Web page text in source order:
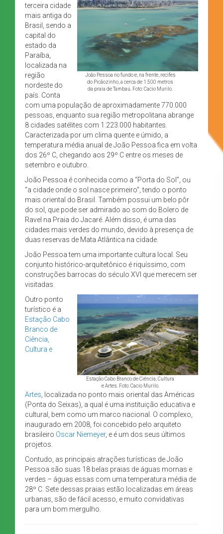
João Pessoa no fundo e, na frente, recifes
do Picãozinho, a cerca de 1.500 metros
da praia de Tambaú. Foto: Cacio Murilo.
terceira cidade
mais antiga do
Brasil, sendo a
capital do
estado da
Paraíba,
localizada na
região
nordeste do
país. Conta
com uma população de aproximadamente 770.000
pessoas, enquanto sua região metropolitana abrange
8 cidades satélites com 1.223.000 habitantes.
Caracterizada por um clima quente e úmido, a
temperatura média anual de João Pessoa fica em volta
dos 26º C, chegando aos 29º C entre os meses de
setembro e outubro.
João Pessoa é conhecida como a “Porta do Sol”, ou
“a cidade onde o sol nasce primeiro”, tendo o ponto
mais oriental do Brasil. Também possui um belo pôr
do sol, que pode ser admirado ao som do Bolero de
Ravel na Praia do Jacaré. Além disso, é uma das
cidades mais verdes do mundo, devido à presença de
duas reservas de Mata Atlântica na cidade.
João Pessoa tem uma importante cultura local. Seu
conjunto histórico-arquitetônico é riquíssimo, com
construções barrocas do século XVI que merecem ser
visitadas.
Estação Cabo Branco de Ciência, Cultura
e Artes. Foto: Cacio Murilo.
Outro ponto
turístico é a
Estação Cabo
Branco de
Ciência,
Cultura e
Artes , localizada no ponto mais oriental das Américas
(Ponta do Seixas), a qual é uma instituição educativa e
cultural, bem como um marco nacional. O complexo,
inaugurado em 2008, foi concebido pelo arquiteto
brasileiro Oscar Niemeyer, e é um dos seus últimos
projetos.
Contudo, as principais atrações turísticas de João
Pessoa são suas 18 belas praias de águas mornas e
verdes – águas essas com uma temperatura média de
28º C. Sete dessas praias estão localizadas em áreas
urbanas, são de fácil acesso, e muito convidativas
para um bom mergulho.